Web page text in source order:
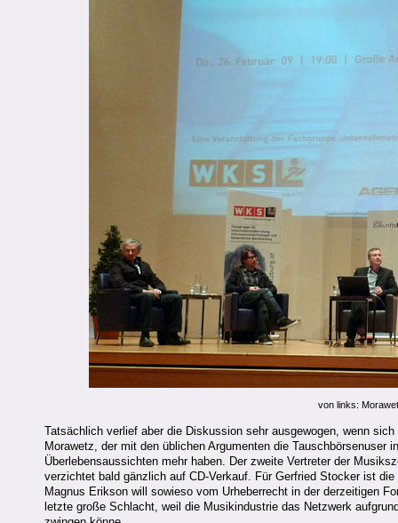
von links:
Tatsächlich verlief aber die Diskussion sehr ausgewogen, wenn
Morawetz, der mit den üblichen Argumenten die Tauschbörsenuser
Überlebensaussichten mehr haben. Der zweite Vertreter der
verzichtet bald gänzlich auf CD-Verkauf. Für Gerfried Stocker ist
Magnus Erikson will sowieso vom Urheberrecht in der derzeitigen
letzte große Schlacht, weil die Musikindustrie das Netzwerk